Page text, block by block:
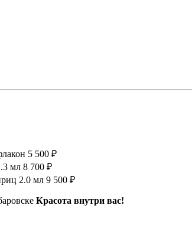
5 500 ₽
мл 8 700 ₽
2.0 мл 9 500 ₽
Красота внутри вас!